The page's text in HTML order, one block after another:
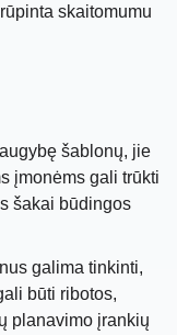
skaitomumu
šablonų, jie
įmonėms gali trūkti
šakai būdingos
galima tinkinti,
būti ribotos,
planavimo įrankių